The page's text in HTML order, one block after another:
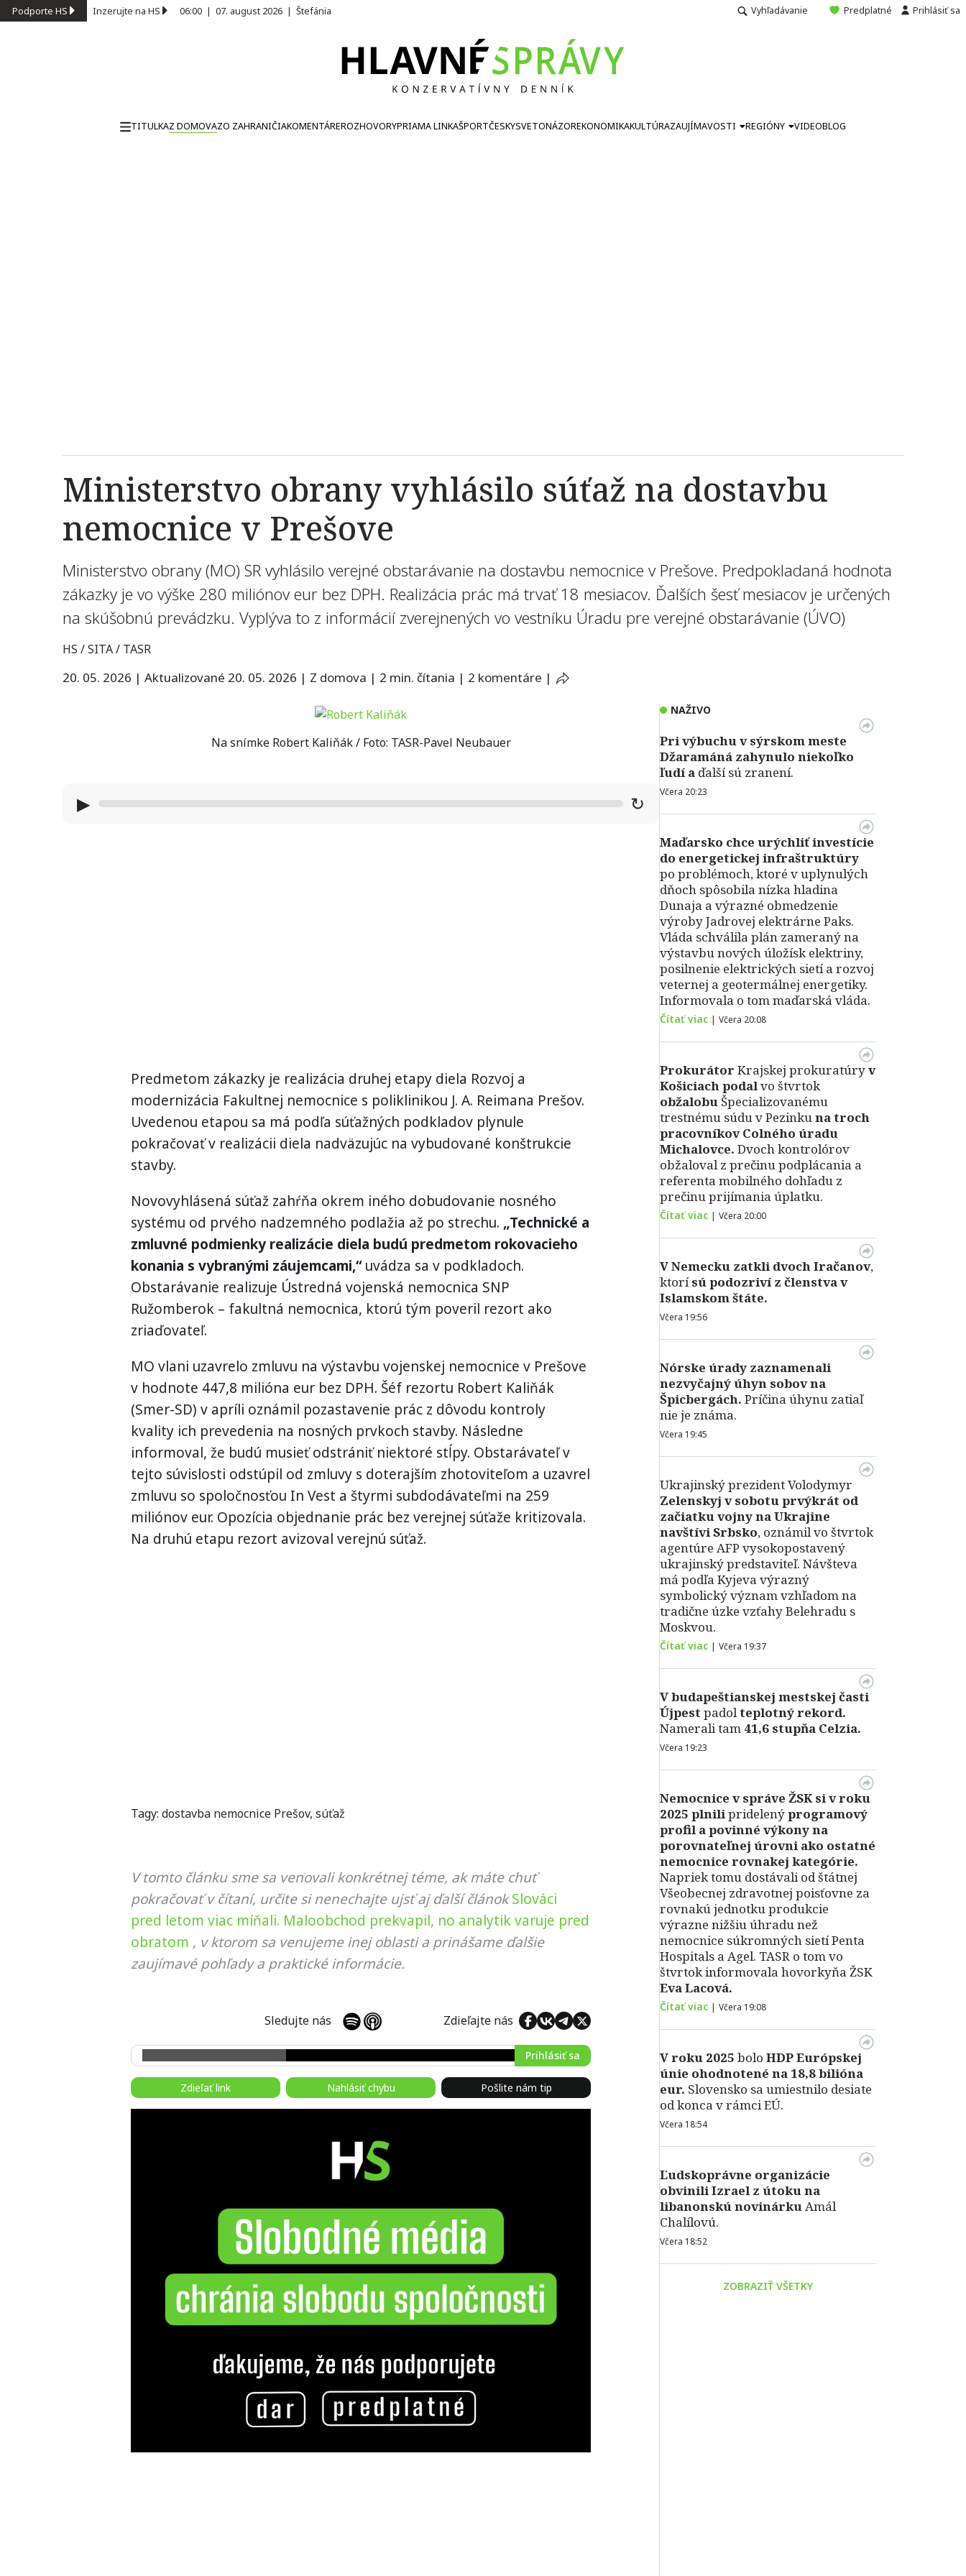
Podporte HS Inzerujte na HS 06:00 | 07. august 2026 | Štefánia Vyhľadávanie Predplatné Prihlásiť sa
TITULKAZ DOMOVAZO ZAHRANIČIAKOMENTÁREROZHOVORYPRIAMA LINKAŠPORTČESKYSVETONÁZOREKONOMIKAKULTÚRAZAUJÍMAVOSTI REGIÓNY VIDEOBLOG
Ministerstvo obrany vyhlásilo súťaž na dostavbu
nemocnice v Prešove
Ministerstvo obrany (MO) SR vyhlásilo verejné obstarávanie na dostavbu nemocnice v Prešove. Predpokladaná hodnota
zákazky je vo výške 280 miliónov eur bez DPH. Realizácia prác má trvať 18 mesiacov. Ďalších šesť mesiacov je určených
na skúšobnú prevádzku. Vyplýva to z informácií zverejnených vo vestníku Úradu pre verejné obstarávanie (ÚVO)
HS / SITA / TASR
20. 05. 2026 | Aktualizované 20. 05. 2026 | Z domova | 2 min. čítania | 2 komentáre |
Na snímke Robert Kaliňák / Foto: TASR-Pavel Neubauer
▶ ↻
Predmetom zákazky je realizácia druhej etapy diela Rozvoj a
modernizácia Fakultnej nemocnice s poliklinikou J. A. Reimana Prešov.
Uvedenou etapou sa má podľa súťažných podkladov plynule
pokračovať v realizácii diela nadväzujúc na vybudované konštrukcie
stavby.
Novovyhlásená súťaž zahŕňa okrem iného dobudovanie nosného
systému od prvého nadzemného podlažia až po strechu. „Technické a
zmluvné podmienky realizácie diela budú predmetom rokovacieho
konania s vybranými záujemcami,“uvádza sa v podkladoch.
Obstarávanie realizuje Ústredná vojenská nemocnica SNP
Ružomberok – fakultná nemocnica, ktorú tým poveril rezort ako
zriaďovateľ.
MO vlani uzavrelo zmluvu na výstavbu vojenskej nemocnice v Prešove
v hodnote 447,8 milióna eur bez DPH. Šéf rezortu Robert Kaliňák
(Smer-SD) v apríli oznámil pozastavenie prác z dôvodu kontroly
kvality ich prevedenia na nosných prvkoch stavby. Následne
informoval, že budú musieť odstrániť niektoré stĺpy. Obstarávateľ v
tejto súvislosti odstúpil od zmluvy s doterajším zhotoviteľom a uzavrel
zmluvu so spoločnosťou In Vest a štyrmi subdodávateľmi na 259
miliónov eur. Opozícia objednanie prác bez verejnej súťaže kritizovala.
Na druhú etapu rezort avizoval verejnú súťaž.
Tagy: dostavba nemocnice Prešov, súťaž
V tomto článku sme sa venovali konkrétnej téme, ak máte chuť
pokračovať v čítaní, určite si nenechajte ujsť aj ďalší článok Slováci
pred letom viac míňali. Maloobchod prekvapil, no analytik varuje pred
obratom , v ktorom sa venujeme inej oblasti a prinášame ďalšie
zaujímavé pohľady a praktické informácie.
Sledujte nás Zdieľajte nás
Prihlásiť sa
Zdieľať link Nahlásiť chybu Pošlite nám tip
NAŽIVO
Pri výbuchu v sýrskom meste
Džaramáná zahynulo niekoľko
ľudí a ďalší sú zranení.
Včera 20:23
Maďarsko chce urýchliť investície
do energetickej infraštruktúry
po problémoch, ktoré v uplynulých
dňoch spôsobila nízka hladina
Dunaja a výrazné obmedzenie
výroby Jadrovej elektrárne Paks.
Vláda schválila plán zameraný na
výstavbu nových úložísk elektriny,
posilnenie elektrických sietí a rozvoj
veternej a geotermálnej energetiky.
Informovala o tom maďarská vláda.
Čítať viac | Včera 20:08
Prokurátor Krajskej prokuratúryv
Košiciach podalvo štvrtok
obžalobu Špecializovanému
trestnému súdu v Pezinkuna troch
pracovníkov Colného úradu
Michalovce. Dvoch kontrolórov
obžaloval z prečinu podplácania a
referenta mobilného dohľadu z
prečinu prijímania úplatku.
Čítať viac | Včera 20:00
V Nemecku zatkli dvoch Iračanov,
ktorísú podozriví z členstva v
Islamskom štáte.
Včera 19:56
Nórske úrady zaznamenali
nezvyčajný úhyn sobov na
Špicbergách. Príčina úhynu zatiaľ
nie je známa.
Včera 19:45
Ukrajinský prezident Volodymyr
Zelenskyj v sobotu prvýkrát od
začiatku vojny na Ukrajine
navštívi Srbsko, oznámil vo štvrtok
agentúre AFP vysokopostavený
ukrajinský predstaviteľ. Návšteva
má podľa Kyjeva výrazný
symbolický význam vzhľadom na
tradične úzke vzťahy Belehradu s
Moskvou.
Čítať viac | Včera 19:37
Vbudapeštianskej mestskej časti
Újpestpadolteplotný rekord.
Namerali tam 41,6 stupňa Celzia.
Včera 19:23
Nemocnice v správe ŽSK si v roku
2025 plnilipridelenýprogramový
profil a povinné výkony na
porovnateľnej úrovni ako ostatné
nemocnice rovnakej kategórie.
Napriek tomu dostávali od štátnej
Všeobecnej zdravotnej poisťovne za
rovnakú jednotku produkcie
výrazne nižšiu úhradu než
nemocnice súkromných sietí Penta
Hospitals a Agel. TASR o tom vo
štvrtok informovala hovorkyňa ŽSK
Eva Lacová.
Čítať viac | Včera 19:08
V roku 2025 bolo HDPEurópskej
únie ohodnotené na 18,8 bilióna
eur. Slovensko sa umiestnilo desiate
od konca v rámci EÚ.
Včera 18:54
Ľudskoprávne organizácie
obvinili Izrael z útoku na
libanonskú novinárkuAmál
Chalílovú.
Včera 18:52
ZOBRAZIŤ VŠETKY